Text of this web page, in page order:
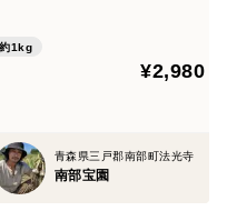
にしながら、特別栽
大きく、水はけの良い
。ほっくりとした大粒食感
約1kg
¥2,980
青森県三戸郡南部町法光寺
南部宝園